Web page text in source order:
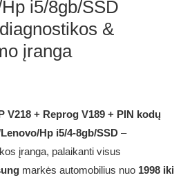
i5/8gb/SSD
&
įranga
V218 + Reprog V189 + PIN kodų
Hp i5/4-8gb/SSD–
įranga, palaikanti visus
markės automobilius nuo 1998 iki